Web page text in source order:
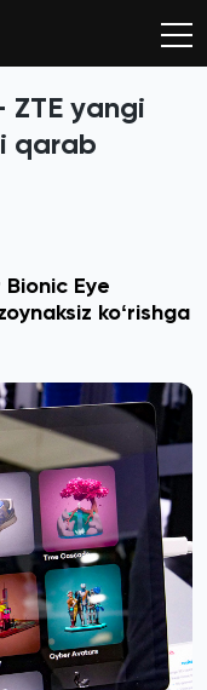
ZTE yangi
qarab
Eye
koʻrishga